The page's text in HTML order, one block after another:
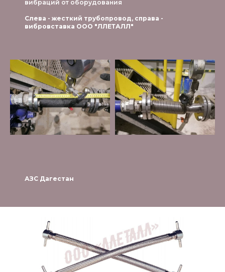
вибраций от оборудования
Слева - жесткий трубопровод, справа -
вибровставка ООО "ЛЛЕТАЛЛ"
АЗС Дагестан